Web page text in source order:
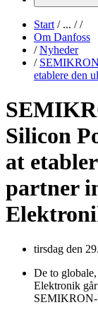
Start /... / /
Om Danfoss
/ Nyheder
/ SEMIKRON
etablere den
Silicon
at
partner
tirsdag den
De to
Elektronik
SEMIKRON-